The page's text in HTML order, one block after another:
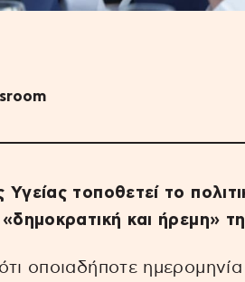
τοποθετεί το
«δημοκρατική και
οποιαδήποτε